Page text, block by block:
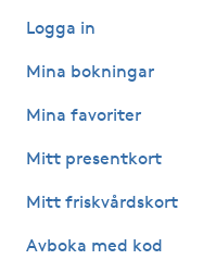
Gel naglar
Gelenaglar
Gellack med förstärkning
Logga in
Mina bokningar
Mina favoriter
Mitt presentkort
Mitt friskvårdskort
Avboka med kod